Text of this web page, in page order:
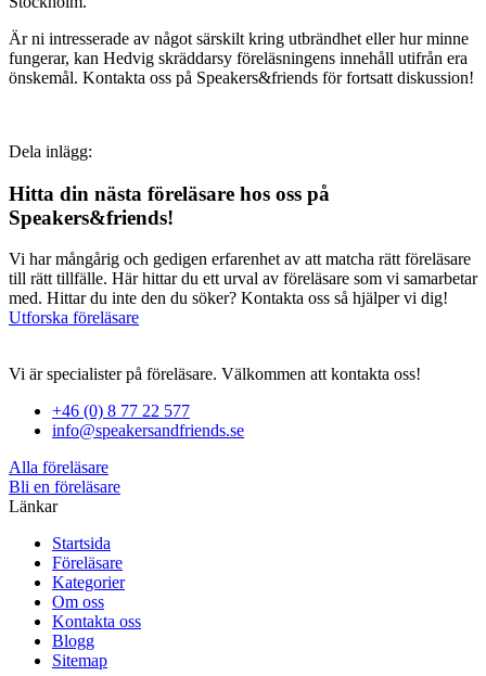
Är ni intresserade av något särskilt kring utbrändhet eller hur minne
fungerar, kan Hedvig skräddarsy föreläsningens innehåll utifrån era
önskemål. Kontakta oss på Speakers&friends för fortsatt diskussion!
Dela inlägg:
Hitta din nästa föreläsare hos oss på
Speakers&friends!
Vi har mångårig och gedigen erfarenhet av att matcha rätt föreläsare
till rätt tillfälle. Här hittar du ett urval av föreläsare som vi samarbetar
med. Hittar du inte den du söker? Kontakta oss så hjälper vi dig!
Utforska föreläsare
Vi är specialister på föreläsare. Välkommen att kontakta oss!
+46 (0) 8 77 22 577
info@speakersandfriends.se
Alla föreläsare
Bli en föreläsare​
Länkar
Startsida
Föreläsare
Kategorier
Om oss
Kontakta oss
Blogg
Sitemap